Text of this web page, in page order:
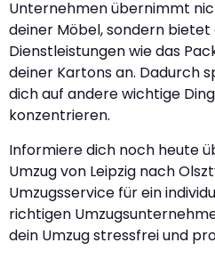
Unternehmen übernimmt
deiner Möbel, sondern bietet
Dienstleistungen wie das
deiner Kartons an. Dadurch
dich auf andere wichtige
konzentrieren.
Informiere dich noch heute
Umzug von Leipzig nach
Umzugsservice für ein
richtigen
dein Umzug stressfrei und